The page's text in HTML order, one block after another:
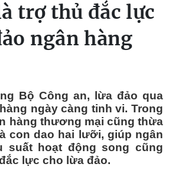
trợ thủ đắc lực
ngân hàng
Bộ Công an, lừa đảo qua
ngày càng tinh vi. Trong
hàng thương mại cũng thừa
con dao hai lưỡi, giúp ngân
suất hoạt động song cũng
lực cho lừa đảo.